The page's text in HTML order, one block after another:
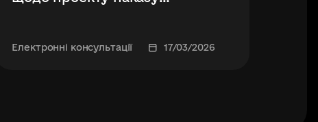
Положення щодо
Електронні консультації 17/03/2026